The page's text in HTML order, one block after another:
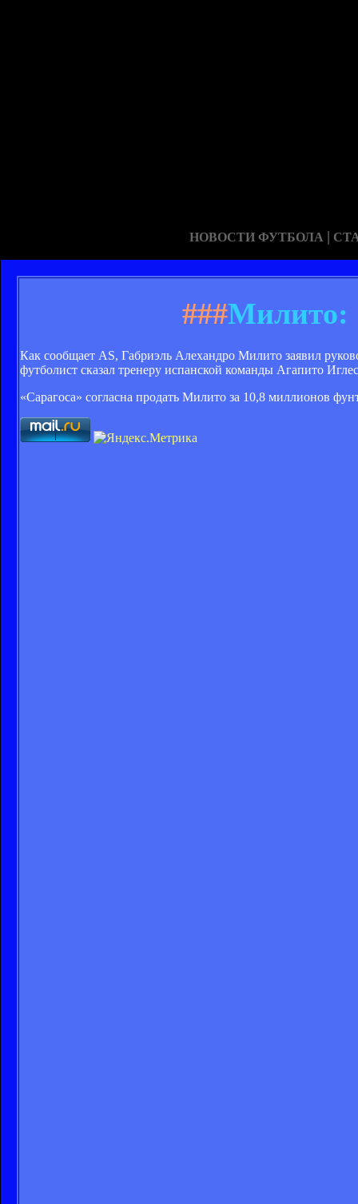
НОВОСТИ ФУТБОЛА |
###
Как сообщает AS, Габриэль Алехандро Милито заявил
футболист сказал тренеру испанской команды Агапито
«Сарагоса» согласна продать Милито за 10,8 миллионов